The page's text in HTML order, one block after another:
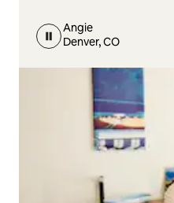
Angie
Denver, CO